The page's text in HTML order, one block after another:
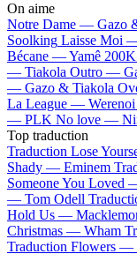
On aime
Notre Dame — Gazo
Soolking Laisse Moi
Bécane —Yamê
— Tiakola Outro —
— Gazo & Tiakola
La League — Werenoi
— PLK No love —
Top traduction
Traduction Lose
Shady — Eminem
Someone You Loved
— Tom Odell
Hold Us —
Christmas — Wham
Traduction Flowers —